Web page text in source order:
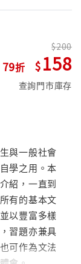
79
200
158
查詢門市庫存
與一般社會
學之用。本
紹，一直到
有的基本文
以豐富多樣
習題亦兼具
可作為文法